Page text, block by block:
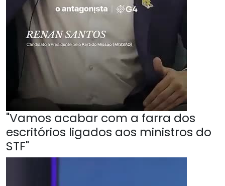
"Vamos acabar com a farra dos
escritórios ligados aos ministros do
STF"